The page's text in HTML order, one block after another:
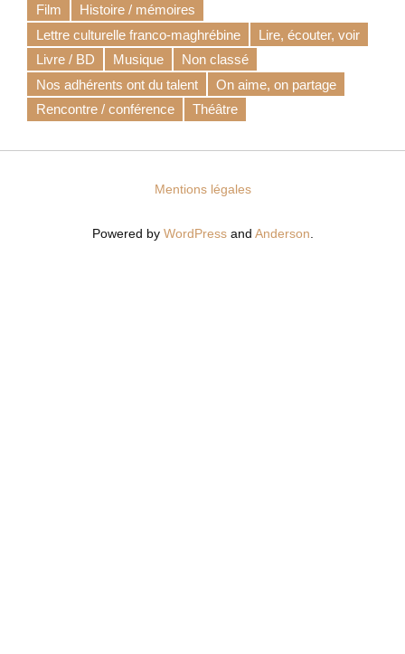
Film
Histoire / mémoires
Lettre culturelle franco-maghrébine
Lire, écouter, voir
Livre / BD
Musique
Non classé
Nos adhérents ont du talent
On aime, on partage
Rencontre / conférence
Théâtre
Mentions légales
Powered by WordPressand Anderson